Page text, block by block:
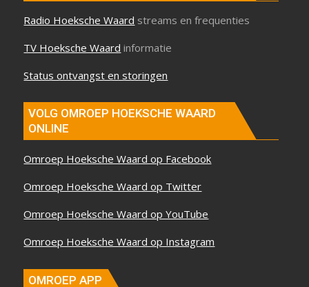
Radio Hoeksche Waard streams en frequenties
TV Hoeksche Waard informatie
Status ontvangst en storingen
VOLG OMROEP HOEKSCHE WAARD
ONLINE
Omroep Hoeksche Waard op Facebook
Omroep Hoeksche Waard op Twitter
Omroep Hoeksche Waard op YouTube
Omroep Hoeksche Waard op Instagram
OMROEP APP